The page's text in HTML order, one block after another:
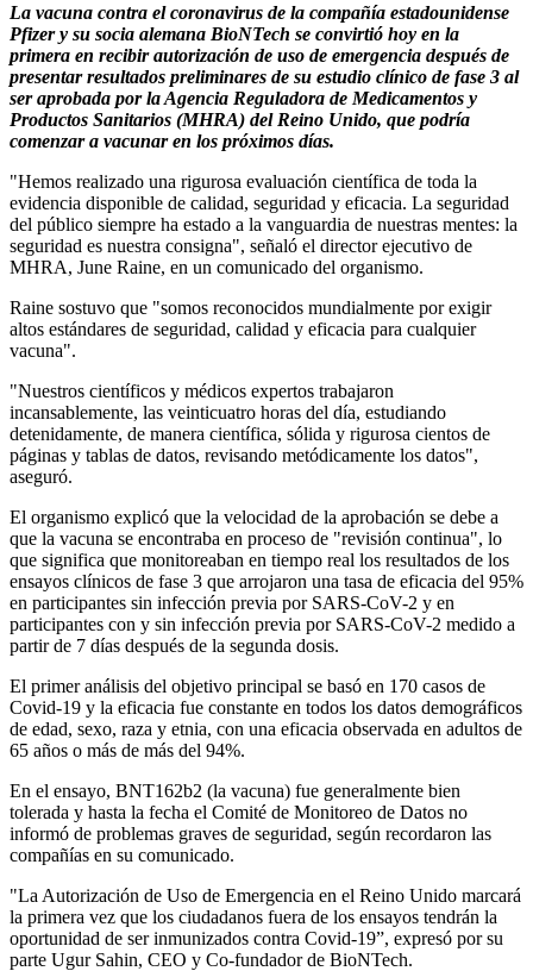
La vacuna contra el coronavirus de la compañía estadounidense
Pfizer y su socia alemana BioNTech se convirtió hoy en la
primera en recibir autorización de uso de emergencia después de
presentar resultados preliminares de su estudio clínico de fase 3 al
ser aprobada por la Agencia Reguladora de Medicamentos y
Productos Sanitarios (MHRA) del Reino Unido, que podría
comenzar a vacunar en los próximos días.
"Hemos realizado una rigurosa evaluación científica de toda la
evidencia disponible de calidad, seguridad y eficacia. La seguridad
del público siempre ha estado a la vanguardia de nuestras mentes: la
seguridad es nuestra consigna", señaló el director ejecutivo de
MHRA, June Raine, en un comunicado del organismo.
Raine sostuvo que "somos reconocidos mundialmente por exigir
altos estándares de seguridad, calidad y eficacia para cualquier
vacuna".
"Nuestros científicos y médicos expertos trabajaron
incansablemente, las veinticuatro horas del día, estudiando
detenidamente, de manera científica, sólida y rigurosa cientos de
páginas y tablas de datos, revisando metódicamente los datos",
aseguró.
El organismo explicó que la velocidad de la aprobación se debe a
que la vacuna se encontraba en proceso de "revisión continua", lo
que significa que monitoreaban en tiempo real los resultados de los
ensayos clínicos de fase 3 que arrojaron una tasa de eficacia del 95%
en participantes sin infección previa por SARS-CoV-2 y en
participantes con y sin infección previa por SARS-CoV-2 medido a
partir de 7 días después de la segunda dosis.
El primer análisis del objetivo principal se basó en 170 casos de
Covid-19 y la eficacia fue constante en todos los datos demográficos
de edad, sexo, raza y etnia, con una eficacia observada en adultos de
65 años o más de más del 94%.
En el ensayo, BNT162b2 (la vacuna) fue generalmente bien
tolerada y hasta la fecha el Comité de Monitoreo de Datos no
informó de problemas graves de seguridad, según recordaron las
compañías en su comunicado.
"La Autorización de Uso de Emergencia en el Reino Unido marcará
la primera vez que los ciudadanos fuera de los ensayos tendrán la
oportunidad de ser inmunizados contra Covid-19”, expresó por su
parte Ugur Sahin, CEO y Co-fundador de BioNTech.